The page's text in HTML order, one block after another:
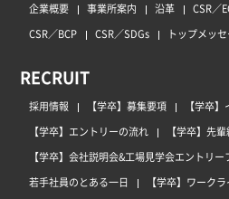
企業概要 事業所案内 沿革 CSR／
CSR／BCP
CSR／SDGs トップメッ
RECRUIT
採用情報 【学卒】募集要項
【学卒
【学卒】エントリーの流れ
【学卒】先
【学卒】会社説明会&工場見学会エントリー
若手社員のとある一日
【学卒】ワーク